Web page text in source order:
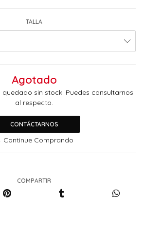
TALLA
Agotado
sin stock. Puedes consultarnos
al respecto.
CONTÁCTARNOS
Continue Comprando
COMPARTIR